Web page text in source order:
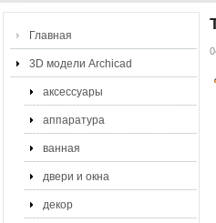
Главная
3D модели Archicad
аксессуары
аппаратура
ванная
двери и окна
декор